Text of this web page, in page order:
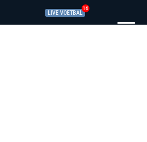
LIVE VOETBAL
16